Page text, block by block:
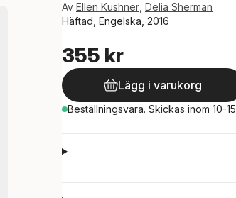
Av Ellen Kushner Delia Sherman
Häftad, Engelska, 2016
355 kr
Lägg i varukorg
Beställningsvara. Skickas inom 10-